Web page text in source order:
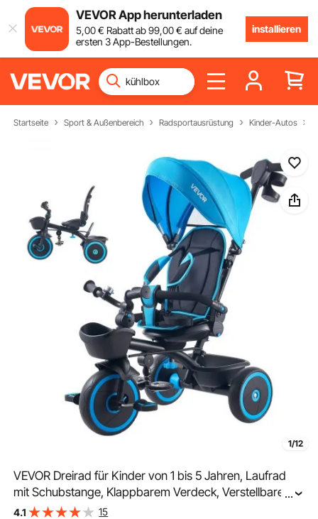
VEVOR App herunterladen
5,00€ Rabatt ab99,00€ auf deine
ersten 3 App-Bestellungen.
installieren
Startseite Sport & Außenbereich Radsportausrüstung Kinder-Autos
1/12
VEVOR Dreirad für Kinder von 1 bis 5 Jahren, Laufrad
mit Schubstange, Klappbarem Verdeck, Verstellbarem
Sitz und Aufbewahrungskorb, Kinderdreirad als
...
4.1 15